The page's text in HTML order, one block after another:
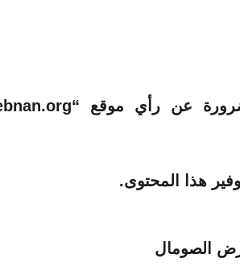
هذا المحتوى.